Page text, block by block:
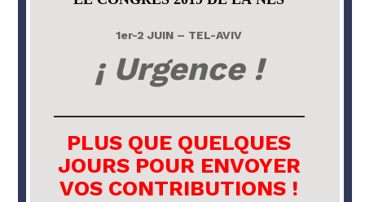
1er-2 JUIN – TEL-AVIV
¡ Urgence !
PLUS QUE QUELQUES
JOURS POUR ENVOYER
VOS CONTRIBUTIONS !